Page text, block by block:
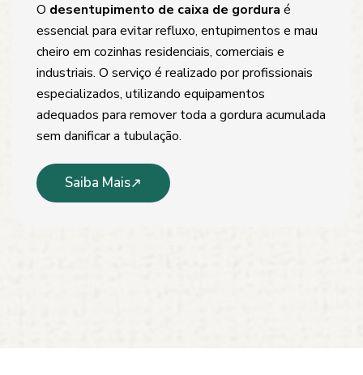
O desentupimento de caixa de gordura é
essencial para evitar refluxo, entupimentos e mau
cheiro em cozinhas residenciais, comerciais e
industriais. O serviço é realizado por profissionais
especializados, utilizando equipamentos
adequados para remover toda a gordura acumulada
sem danificar a tubulação.
Saiba Mais